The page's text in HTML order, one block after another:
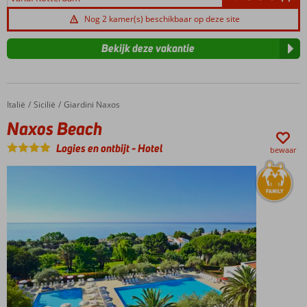
Nog 2 kamer(s) beschikbaar op deze site
Bekijk deze vakantie
Home
Italië Sicilië Giardini Naxos
Naxos Beach
Naxos Beach
Logies en ontbijt-Hotel bewaar